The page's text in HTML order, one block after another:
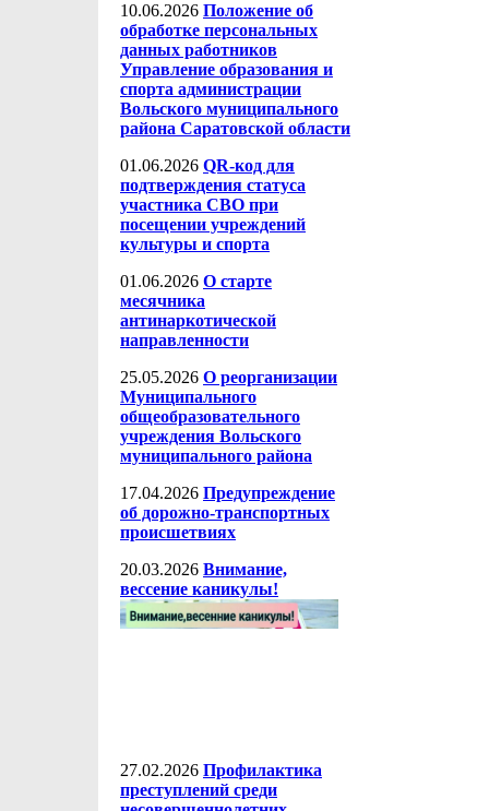
10.06.2026 Положение об
обработке персональных
данных работников
Управление образования и
спорта администрации
Вольского муниципального
района Саратовской области
01.06.2026 QR-код для
подтверждения статуса
участника СВО при
посещении учреждений
культуры и спорта
01.06.2026 О старте
месячника
антинаркотической
направленности
25.05.2026 О реорганизации
Муниципального
общеобразовательного
учреждения Вольского
муниципального района
17.04.2026 Предупреждение
об дорожно-транспортных
происшетвиях
20.03.2026 Внимание,
вессение каникулы!
27.02.2026 Профилактика
преступлений среди